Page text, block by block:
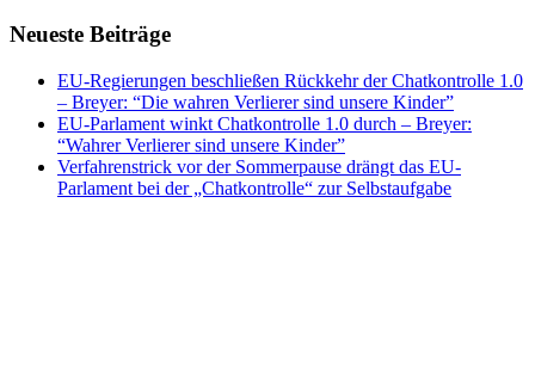
Neueste Beiträge
EU-Regierungen beschließen Rückkehr der Chatkontrolle 1.0
– Breyer: “Die wahren Verlierer sind unsere Kinder”
EU-Parlament winkt Chatkontrolle 1.0 durch – Breyer:
“Wahrer Verlierer sind unsere Kinder”
Verfahrenstrick vor der Sommerpause drängt das EU-
Parlament bei der „Chatkontrolle“ zur Selbstaufgabe